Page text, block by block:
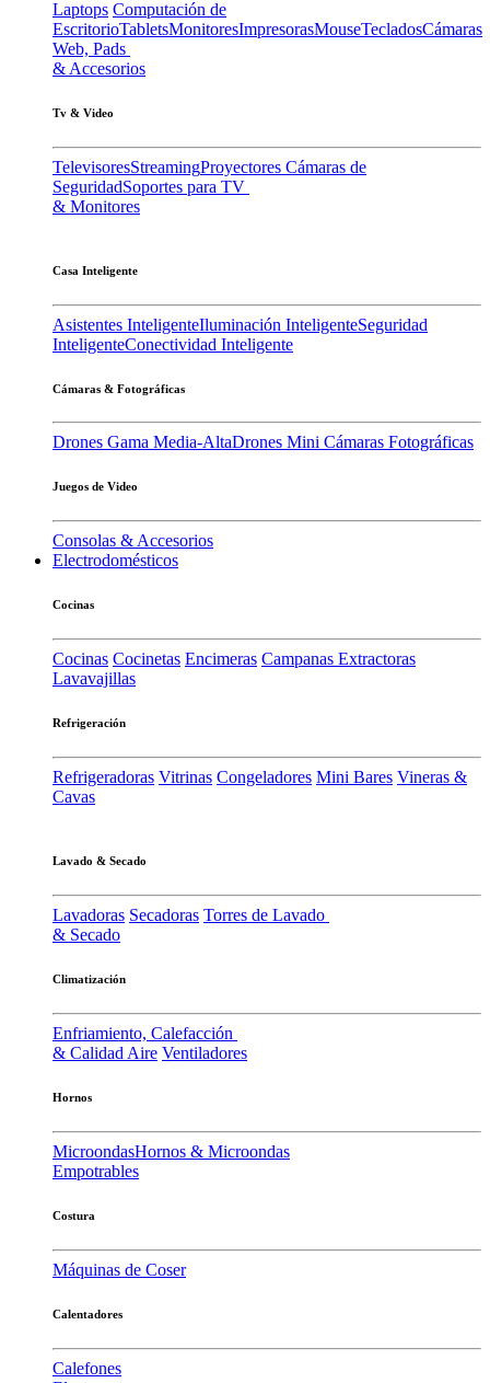
Laptops Computación de
EscritorioTabletsMonitoresImpresorasMouseTecladosCámaras
Web, Pads
& Accesorios
Tv & Video
TelevisoresStreamingProyectores Cámaras de
SeguridadSoportes para TV
& Monitores
Casa Inteligente
Asistentes InteligenteIluminación InteligenteSeguridad
InteligenteConectividad Inteligente
Cámaras & Fotográficas
Drones Gama Media-AltaDrones Mini Cámaras Fotográficas
Juegos de Video
Consolas & Accesorios
Electrodomésticos
Cocinas
Cocinas Cocinetas Encimeras Campanas Extractoras
Lavavajillas
Refrigeración
Refrigeradoras Vitrinas Congeladores Mini Bares Vineras &
Cavas
Lavado & Secado
Lavadoras Secadoras Torres de Lavado
& Secado
Climatización
Enfriamiento, Calefacción
& Calidad Aire Ventiladores
Hornos
MicroondasHornos & Microondas
Empotrables
Costura
Máquinas de Coser
Calentadores
Calefones